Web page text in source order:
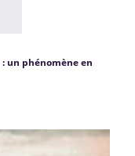
un phénomène en